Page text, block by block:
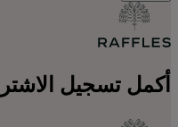
أكمل تسجيل